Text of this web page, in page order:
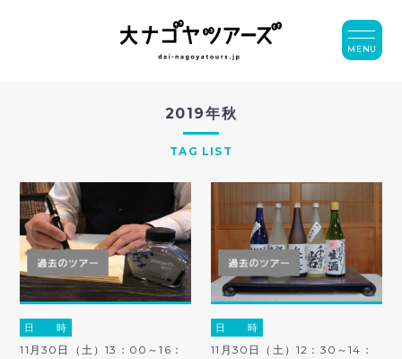
2019年秋
TAG LIST
日 時
11月30日（土）13：00～16：
日 時
11月30日（土）12：30～14：
MENU